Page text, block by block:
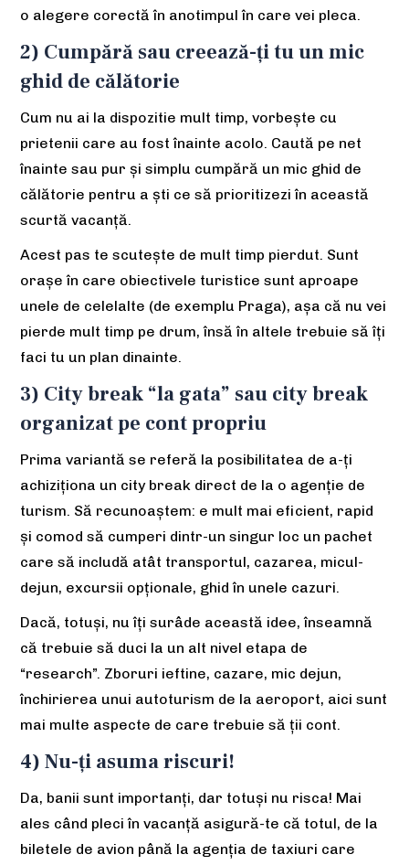
o alegere corectă în anotimpul în care vei pleca.
2) Cumpără sau creează-ți tu un mic
ghid de călătorie
Cum nu ai la dispozitie mult timp, vorbește cu
prietenii care au fost înainte acolo. Caută pe net
înainte sau pur și simplu cumpără un mic ghid de
călătorie pentru a ști ce să prioritizezi în această
scurtă vacanță.
Acest pas te scutește de mult timp pierdut. Sunt
orașe în care obiectivele turistice sunt aproape
unele de celelalte (de exemplu Praga), așa că nu vei
pierde mult timp pe drum, însă în altele trebuie să îți
faci tu un plan dinainte.
3) City break “la gata” sau city break
organizat pe cont propriu
Prima variantă se referă la posibilitatea de a-ți
achiziționa un city break direct de la o agenție de
turism. Să recunoaștem: e mult mai eficient, rapid
și comod să cumperi dintr-un singur loc un pachet
care să includă atât transportul, cazarea, micul-
dejun, excursii opționale, ghid în unele cazuri.
Dacă, totuși, nu îți surâde această idee, înseamnă
că trebuie să duci la un alt nivel etapa de
“research”. Zboruri ieftine, cazare, mic dejun,
închirierea unui autoturism de la aeroport, aici sunt
mai multe aspecte de care trebuie să ții cont.
4) Nu-ți asuma riscuri!
Da, banii sunt importanți, dar totuși nu risca! Mai
ales când pleci în vacanță asigură-te că totul, de la
biletele de avion până la agenția de taxiuri care